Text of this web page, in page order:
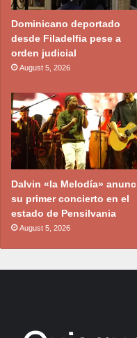
Dominicano deportado
desde Filadelfia pese a
orden judicial
August 5, 2026
Dalvin «la Melodía»
su primer concierto en el
estado de Pensilvania
August 5, 2026